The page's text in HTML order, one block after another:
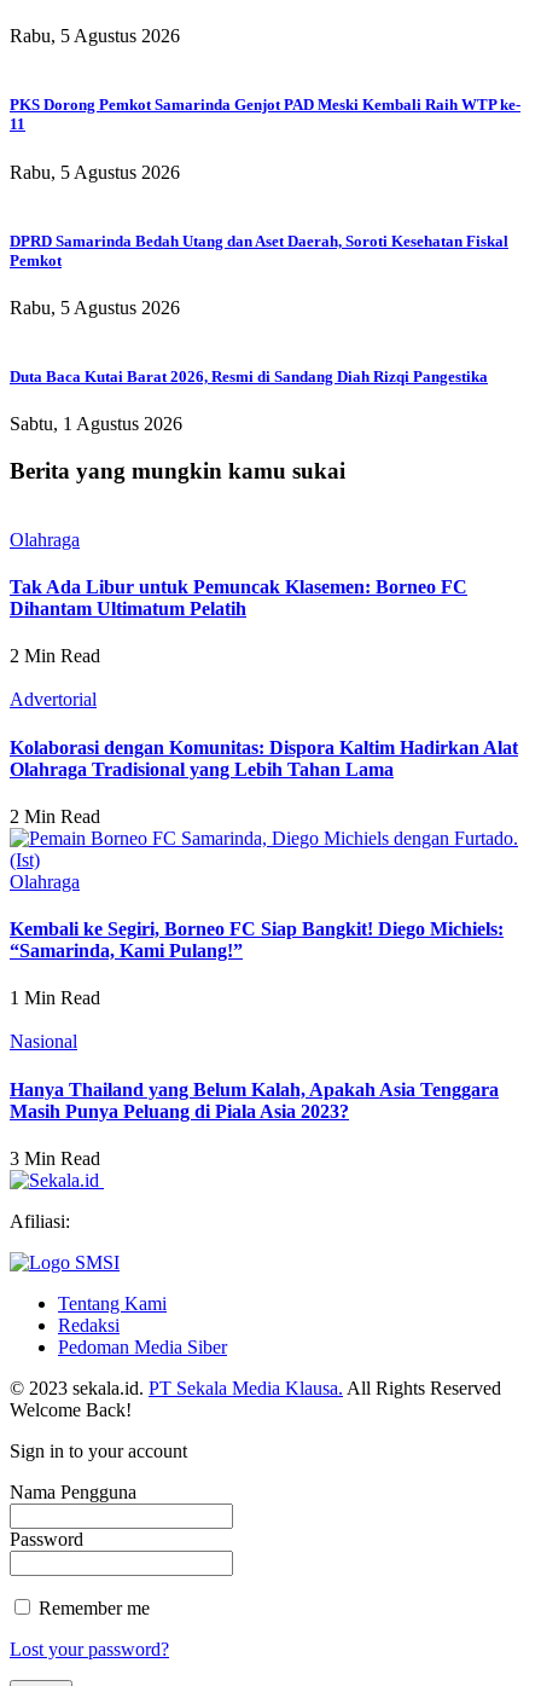
Rabu, 5 Agustus 2026
PKS Dorong Pemkot Samarinda Genjot PAD Meski Kembali Raih WTP ke-
11
Rabu, 5 Agustus 2026
DPRD Samarinda Bedah Utang dan Aset Daerah, Soroti Kesehatan Fiskal
Pemkot
Rabu, 5 Agustus 2026
Duta Baca Kutai Barat 2026, Resmi di Sandang Diah Rizqi Pangestika
Sabtu, 1 Agustus 2026
Berita yang mungkin kamu sukai
Olahraga
Tak Ada Libur untuk Pemuncak Klasemen: Borneo FC
Dihantam Ultimatum Pelatih
2 Min Read
Advertorial
Kolaborasi dengan Komunitas: Dispora Kaltim Hadirkan Alat
Olahraga Tradisional yang Lebih Tahan Lama
2 Min Read
Olahraga
Kembali ke Segiri, Borneo FC Siap Bangkit! Diego Michiels:
“Samarinda, Kami Pulang!”
1 Min Read
Nasional
Hanya Thailand yang Belum Kalah, Apakah Asia Tenggara
Masih Punya Peluang di Piala Asia 2023?
3 Min Read
Afiliasi:
Tentang Kami
Redaksi
Pedoman Media Siber
© 2023 sekala.id. PT Sekala Media Klausa. All Rights Reserved
Welcome Back!
Sign in to your account
Nama Pengguna
Password
Remember me
Lost your password?